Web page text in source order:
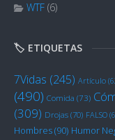
WTF (6)
🏷️ ETIQUETAS
7Vidas (245) Artículo
(490) Comida (73)
(309) Drojas (70) FALSO
Hombres(90) Humor